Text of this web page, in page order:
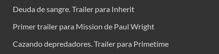
Deuda de sangre. Trailer para Inherit
Primer trailer para Mission de Paul Wright
Cazando depredadores. Trailer para Primetime